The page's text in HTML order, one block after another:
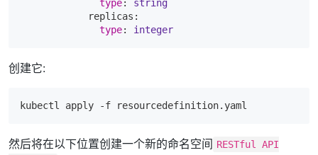
type: string
            replicas:
type: integer
创建它:
kubectl apply -f
然后将在以下位置创建一个新的命名空间 RESTful API